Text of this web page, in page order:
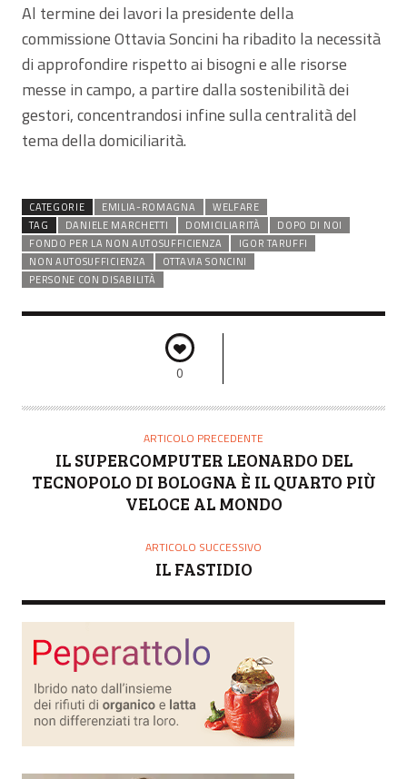
Al termine dei lavori la presidente della
commissione Ottavia Soncini ha ribadito la necessità
di approfondire rispetto ai bisogni e alle risorse
messe in campo, a partire dalla sostenibilità dei
gestori, concentrandosi infine sulla centralità del
tema della domiciliarità.
CATEGORIE EMILIA-ROMAGNA
WELFARE
TAG
DANIELE MARCHETTI DOMICILIARITÀ
DOPO DI NOI
FONDO PER LA NON AUTOSUFFICIENZA
IGOR TARUFFI
NON AUTOSUFFICIENZA
OTTAVIA SONCINI
PERSONE CON DISABILITÀ
0
ARTICOLO PRECEDENTE
IL SUPERCOMPUTER LEONARDO DEL
TECNOPOLO DI BOLOGNA È IL QUARTO PIÙ
VELOCE AL MONDO
ARTICOLO SUCCESSIVO
IL FASTIDIO